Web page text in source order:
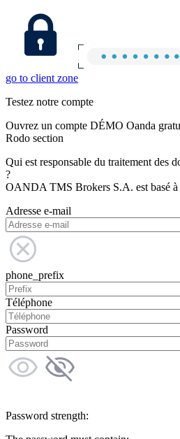
go to client zone
Testez notre compte
Ouvrez un compte DÉMO Oanda
Rodo section
Qui est responsable du traitement des
?
OANDA TMS Brokers S.A. est basé à
Adresse e-mail
phone_prefix
Téléphone
Password
Password strength: